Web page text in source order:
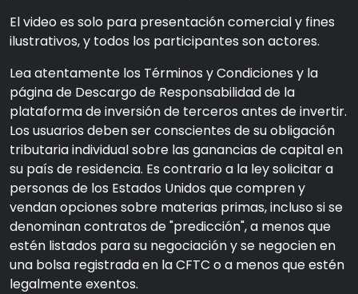
El video es solo para presentación comercial y fines
ilustrativos, y todos los participantes son actores.
Lea atentamente los Términos y Condiciones y la
página de Descargo de Responsabilidad de la
plataforma de inversión de terceros antes de invertir.
Los usuarios deben ser conscientes de su obligación
tributaria individual sobre las ganancias de capital en
su país de residencia. Es contrario a la ley solicitar a
personas de los Estados Unidos que compren y
vendan opciones sobre materias primas, incluso si se
denominan contratos de "predicción", a menos que
estén listados para su negociación y se negocien en
una bolsa registrada en la CFTC o a menos que estén
legalmente exentos.